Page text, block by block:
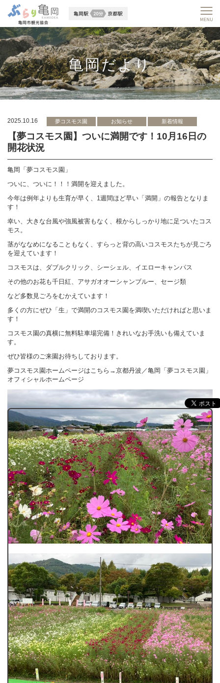
亀岡だより
2025.10.16 夢コスモス園 お知らせ 新着情報
【夢コスモス園】ついに満開です！10月16日の
開花状況
亀岡「夢コスモス園」
ついに、ついに！！！満開を迎えました。
今年は例年よりも生育が早く、1週間ほど早い「満開」の報告となりま
す！
幸い、大きな台風や強風被害もなく、根からしっかり地に足ついたコス
モス。
茎がななめになることもなく、すらっと背の高いコスモスたちが見ごろ
を迎えています！
コスモスは、ダブルクリック、シーシェル、イエローキャンパス
その他のお花も千日紅、アサガオオーシャンブルー、セージ類
など多数見ごろをむかえています！
多くの方にぜひ「生」で満開のコスモス園を満喫いただければと思いま
す！
コスモス園の真横に無料駐車場完備！きれいなお手洗いも備えていま
す。
ぜひ皆様のご来園お待ちしております。
夢コスモス園ホームページはこちら→京都丹波／亀岡「夢コスモス園」
オフィシャルホームページ